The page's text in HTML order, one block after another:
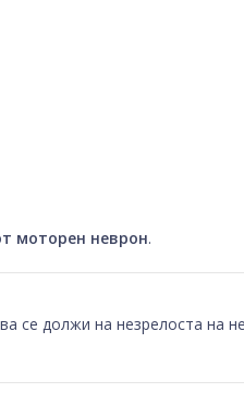
моторен неврон.
се должи на незрелоста на